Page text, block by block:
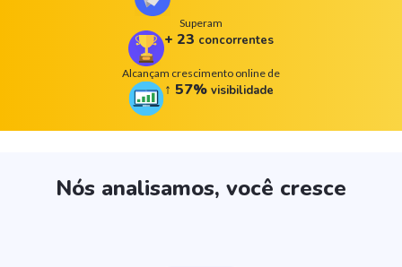
Superam
+ 23 concorrentes
Alcançam crescimento online de
↑ 57% visibilidade
Nós analisamos, você cresce